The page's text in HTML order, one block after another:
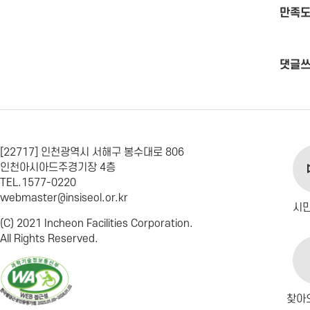
만족
댓글
[22717] 인천광역시 서해구 봉수대로 806
인천아시아드주경기장 4층
TEL.1577-0220
webmaster@insiseol.or.kr
(C) 2021 Incheon Facilities Corporation.
All Rights Reserved.
시
찾아